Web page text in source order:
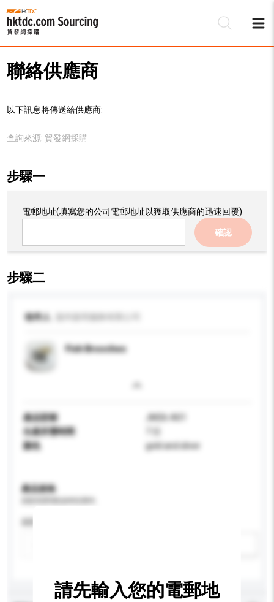
聯絡供應商
以下訊息將傳送給供應商:
查詢來源: 貿發網採購
步驟一
電郵地址(填寫您的公司電郵地址以獲取供應商的迅速回覆)
確認
步驟二
收件人
Fish Brooches
產品型號
JM26-A01
生產所需時間
顏色
gold and sliver
產品規格
請先輸入您的電郵地